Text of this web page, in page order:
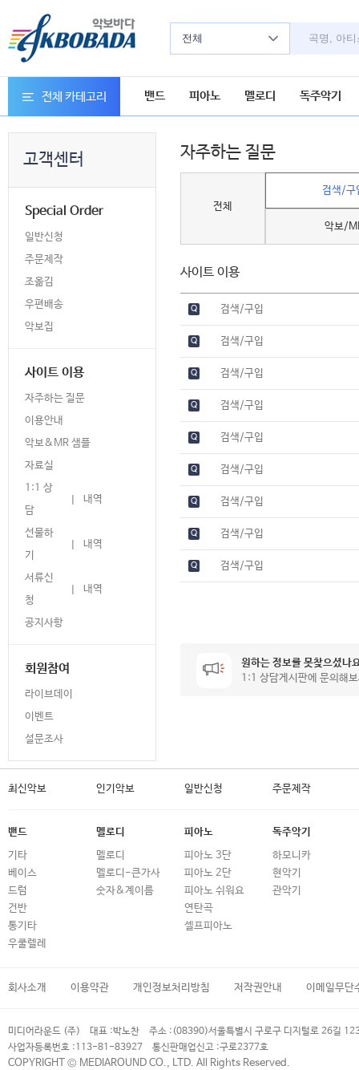
전체
전체 카테고리 밴드 피아노 멜로디 독주악기
고객센터
Special Order
일반신청
주문제작
조옮김
우편배송
악보집
사이트 이용
자주하는 질문
이용안내
악보&MR 샘플
자료실
1:1 상
담
내역
선물하
기
내역
서류신
청
내역
공지사항
회원참여
라이브데이
이벤트
설문조사
자주하는 질문
전체
검색/구
악보/
사이트 이용
Q 검색/구입
Q 검색/구입
Q 검색/구입
Q 검색/구입
Q 검색/구입
Q 검색/구입
Q 검색/구입
Q 검색/구입
Q 검색/구입
원하는 정보를 못찾으셨나
1:1 상담게시판에 문의해
최신악보 인기악보 일반신청 주문제작
밴드
기타
베이스
드럼
건반
통기타
우쿨렐레
멜로디
멜로디
멜로디-큰가사
숫자&계이름
피아노
피아노 3단
피아노 2단
피아노 쉬워요
연탄곡
셀프피아노
독주악기
하모니카
현악기
관악기
회사소개 이용약관 개인정보처리방침 저작권안내 이메일무단
미디어라운드 (주) 대표 :박노찬 주소 : (08390)서울특별시 구로구 디지털로 26길
사업자등록번호 :113-81-83927 통신판매업신고 :구로2377호
COPYRIGHT © MEDIAROUND CO., LTD. All Rights Reserved.